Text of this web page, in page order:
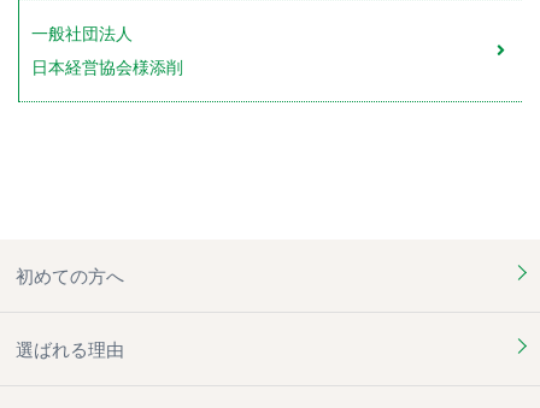
一般社団法人
日本経営協会様添削
初めての方へ
選ばれる理由